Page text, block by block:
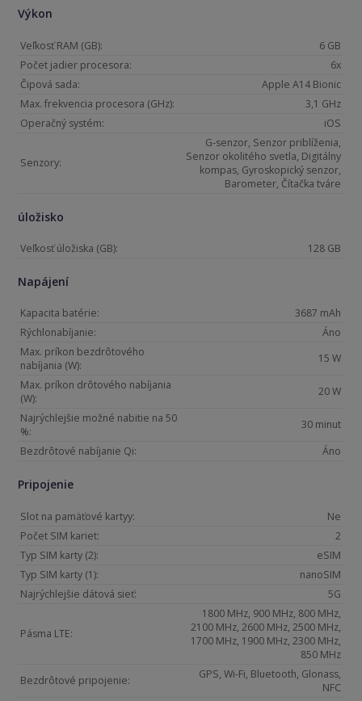
Výkon
Veľkosť RAM (GB):
6 GB
Počet jadier procesora:
6x
Čipová sada:
Apple A14 Bionic
Max. frekvencia procesora (GHz):
3,1 GHz
Operačný systém:
iOS
Senzory:
G-senzor, Senzor priblíženia,
Senzor okolitého svetla, Digitálny
kompas, Gyroskopický senzor,
Barometer, Čítačka tváre
úložisko
Veľkosť úložiska (GB): 128 GB
Napájení
Kapacita batérie:
3687 mAh
Rýchlonabíjanie:
Áno
Max. príkon bezdrôtového
nabíjania (W):
15 W
Max. príkon drôtového nabíjania
(W):
20 W
Najrýchlejšie možné nabitie na 50
%:
30 minut
Bezdrôtové nabíjanie Qi:
Áno
Pripojenie
Slot na pamäťové kartyy:
Ne
Počet SIM kariet:
2
Typ SIM karty (2):
eSIM
Typ SIM karty (1):
nanoSIM
Najrýchlejšie dátová sieť:
5G
Pásma LTE:
1800 MHz, 900 MHz, 800 MHz,
2100 MHz, 2600 MHz, 2500 MHz,
1700 MHz, 1900 MHz, 2300 MHz,
850 MHz
Bezdrôtové pripojenie:
GPS, Wi-Fi, Bluetooth, Glonass,
NFC